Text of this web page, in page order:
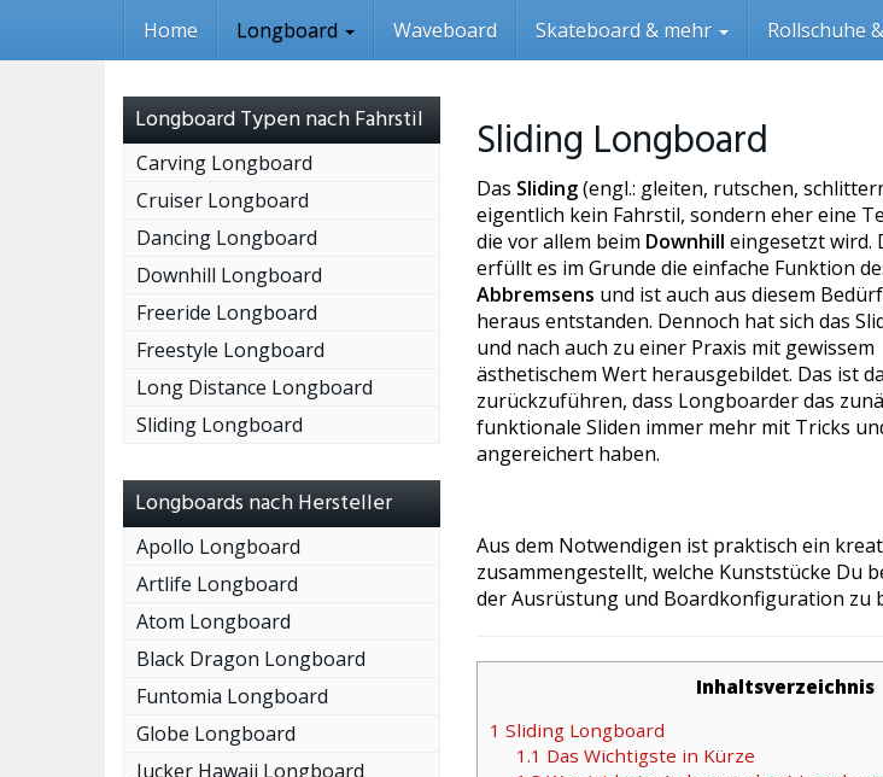
main
Home Longboard Waveboard Skateboard & mehr Rollschuhe
Sliding Longboard
Das Sliding(engl.: gleiten, rutschen,
eigentlich kein Fahrstil, sondern eher eine
die vor allem beim Downhill eingesetzt wird.
erfüllt es im Grunde die einfache Funktion
Abbremsens und ist auch aus diesem
heraus entstanden. Dennoch hat sich das
und nach auch zu einer Praxis mit gewissem
ästhetischem Wert herausgebildet. Das ist
zurückzuführen, dass Longboarder das
funktionale Sliden immer mehr mit Tricks
angereichert haben.
Aus dem Notwendigen ist praktisch ein
zusammengestellt, welche Kunststücke Du
der Ausrüstung und Boardkonfiguration zu
Inhaltsverzeichnis
1 Sliding Longboard
1.1 Das Wichtigste in Kürze
Longboard Typen nach Fahrstil
Carving Longboard
Cruiser Longboard
Dancing Longboard
Downhill Longboard
Freeride Longboard
Freestyle Longboard
Long Distance Longboard
Sliding Longboard
Longboards nach Hersteller
Apollo Longboard
Artlife Longboard
Atom Longboard
Black Dragon Longboard
Funtomia Longboard
Globe Longboard
Jucker Hawaii Longboard